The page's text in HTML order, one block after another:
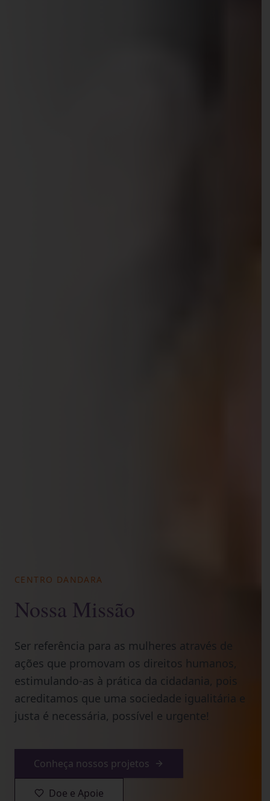
CENTRO DANDARA
Nossa Missão
Ser referência para as mulheres através de
ações que promovam os direitos humanos,
estimulando-as à prática da cidadania, pois
acreditamos que uma sociedade igualitária e
justa é necessária, possível e urgente!
Conheça nossos projetos
Doe e Apoie